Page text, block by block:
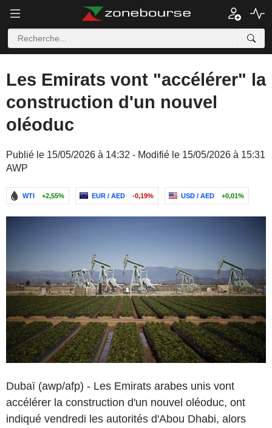
Les Emirats vont "accélérer" la
construction d'un nouvel
oléoduc
Publié le 15/05/2026 à 14:32 - Modifié le 15/05/2026 à 15:31
AWP
WTI +2,55% EUR / AED -0,19% USD / AED +0,01%
Dubaï (awp/afp) - Les Emirats arabes unis vont
accélérer la construction d'un nouvel oléoduc, ont
indiqué vendredi les autorités d'Abou Dhabi, alors